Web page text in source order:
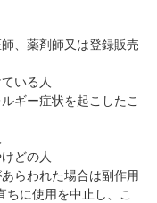
、薬剤師又は登録販売
いる人
ギー症状を起こしたこ
どの人
らわれた場合は副作用
ちに使用を中止し、こ